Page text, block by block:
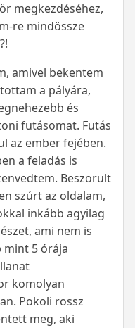
megkezdéséhez,
re mindössze
amivel bekentem
a pályára,
és
futásomat. Futás
az ember fejében.
a feladás is
Beszorult
szúrt az oldalam,
inkább agyilag
ami nem is
mint 5 órája
komolyan
Pokoli rossz
meg, aki